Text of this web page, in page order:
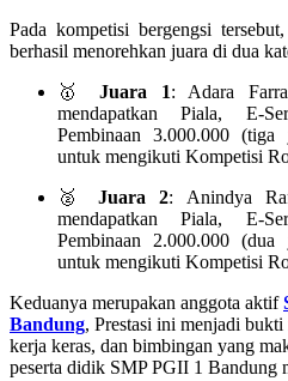
Pada kompetisi bergengsi
berhasil menorehkan juara di dua
🥇Juara 1: Adara
mendapatkan Piala, E-
Pembinaan 3.000.000
untuk mengikuti Kompetisi
🥈Juara 2: Anindya
mendapatkan Piala, E-
Pembinaan 2.000.000
untuk mengikuti Kompetisi
Keduanya merupakan anggota aktif
Bandung, Prestasi ini menjadi bukti
kerja keras, dan bimbingan yang
peserta didik SMP PGII 1 Bandung